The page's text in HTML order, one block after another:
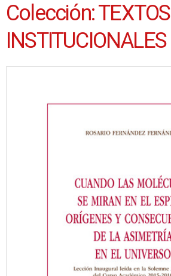
Colección: TEXTOS
INSTITUCIONALES